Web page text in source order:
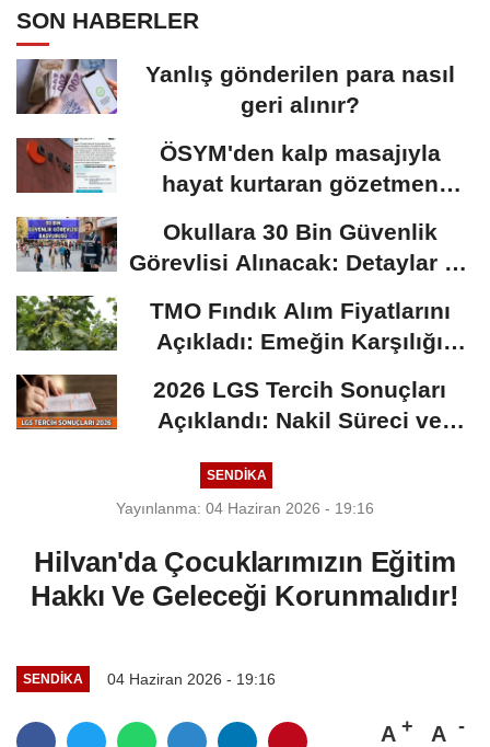
SON HABERLER
Yanlış gönderilen para nasıl
geri alınır?
ÖSYM'den kalp masajıyla
hayat kurtaran gözetmen
Okullara 30 Bin Güvenlik
Görevlisi Alınacak: Detaylar Ve
TMO Fındık Alım Fiyatlarını
Açıkladı: Emeğin Karşılığı
2026 LGS Tercih Sonuçları
Açıklandı: Nakil Süreci ve
SENDİKA
Yayınlanma: 04 Haziran 2026 - 19:16
Hilvan'da Çocuklarımızın Eğitim
Hakkı Ve Geleceği Korunmalıdır!
SENDİKA 04 Haziran 2026 - 19:16
A A